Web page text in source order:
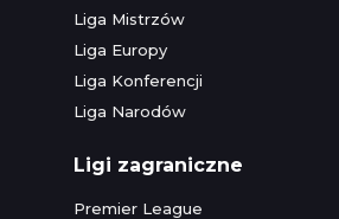
Liga Mistrzów
Liga Europy
Liga Konferencji
Liga Narodów
Ligi zagraniczne
Premier League